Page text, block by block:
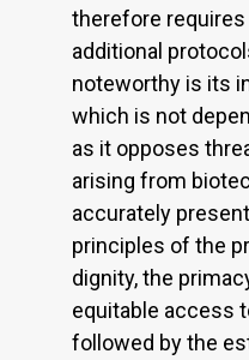
therefore
additional
noteworthy is its
which is not
as it opposes
arising from
accurately
principles of the
dignity, the
equitable access
followed by the